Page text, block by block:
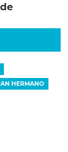
HERMANO